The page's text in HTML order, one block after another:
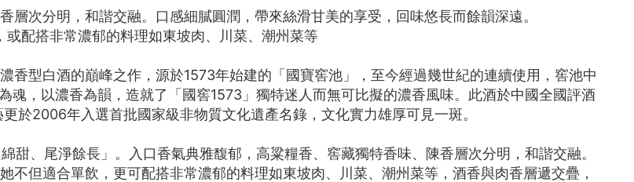
次分明，和諧交融。口感細膩圓潤，帶來絲滑甘美的享受，回味悠長而餘韻深遠。
或配搭非常濃郁的料理如東坡肉、川菜、潮州菜等
香型白酒的巔峰之作，源於1573年始建的「國寶窖池」，至今經過幾世紀的連續使用，窖池中
魂，以濃香為韻，造就了「國窖1573」獨特迷人而無可比擬的濃香風味。此酒於中國全國評酒
於2006年入選首批國家級非物質文化遺產名錄，文化實力雄厚可見一斑。
甜、尾淨餘長」。入口香氣典雅馥郁，高粱糧香、窖藏獨特香味、陳香層次分明，和諧交融。
不但適合單飲，更可配搭非常濃郁的料理如東坡肉、川菜、潮州菜等，酒香與肉香層遞交疊，